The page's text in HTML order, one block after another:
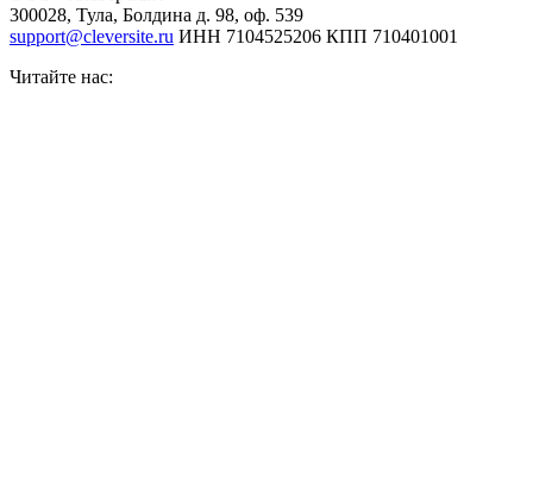
300028, Тула, Болдина д. 98, оф. 539
support@cleversite.ru ИНН 7104525206 КПП 710401001
Читайте нас: